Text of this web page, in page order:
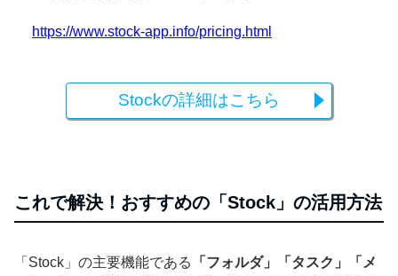
https://www.stock-app.info/pricing.html
Stockの詳細はこちら
これで解決！おすすめの「Stock」の活用方法
「Stock」の主要機能である
「フォルダ」「タスク」「メ